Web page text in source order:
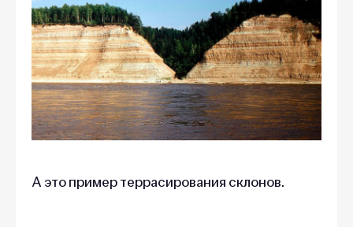
А это пример террасирования склонов.